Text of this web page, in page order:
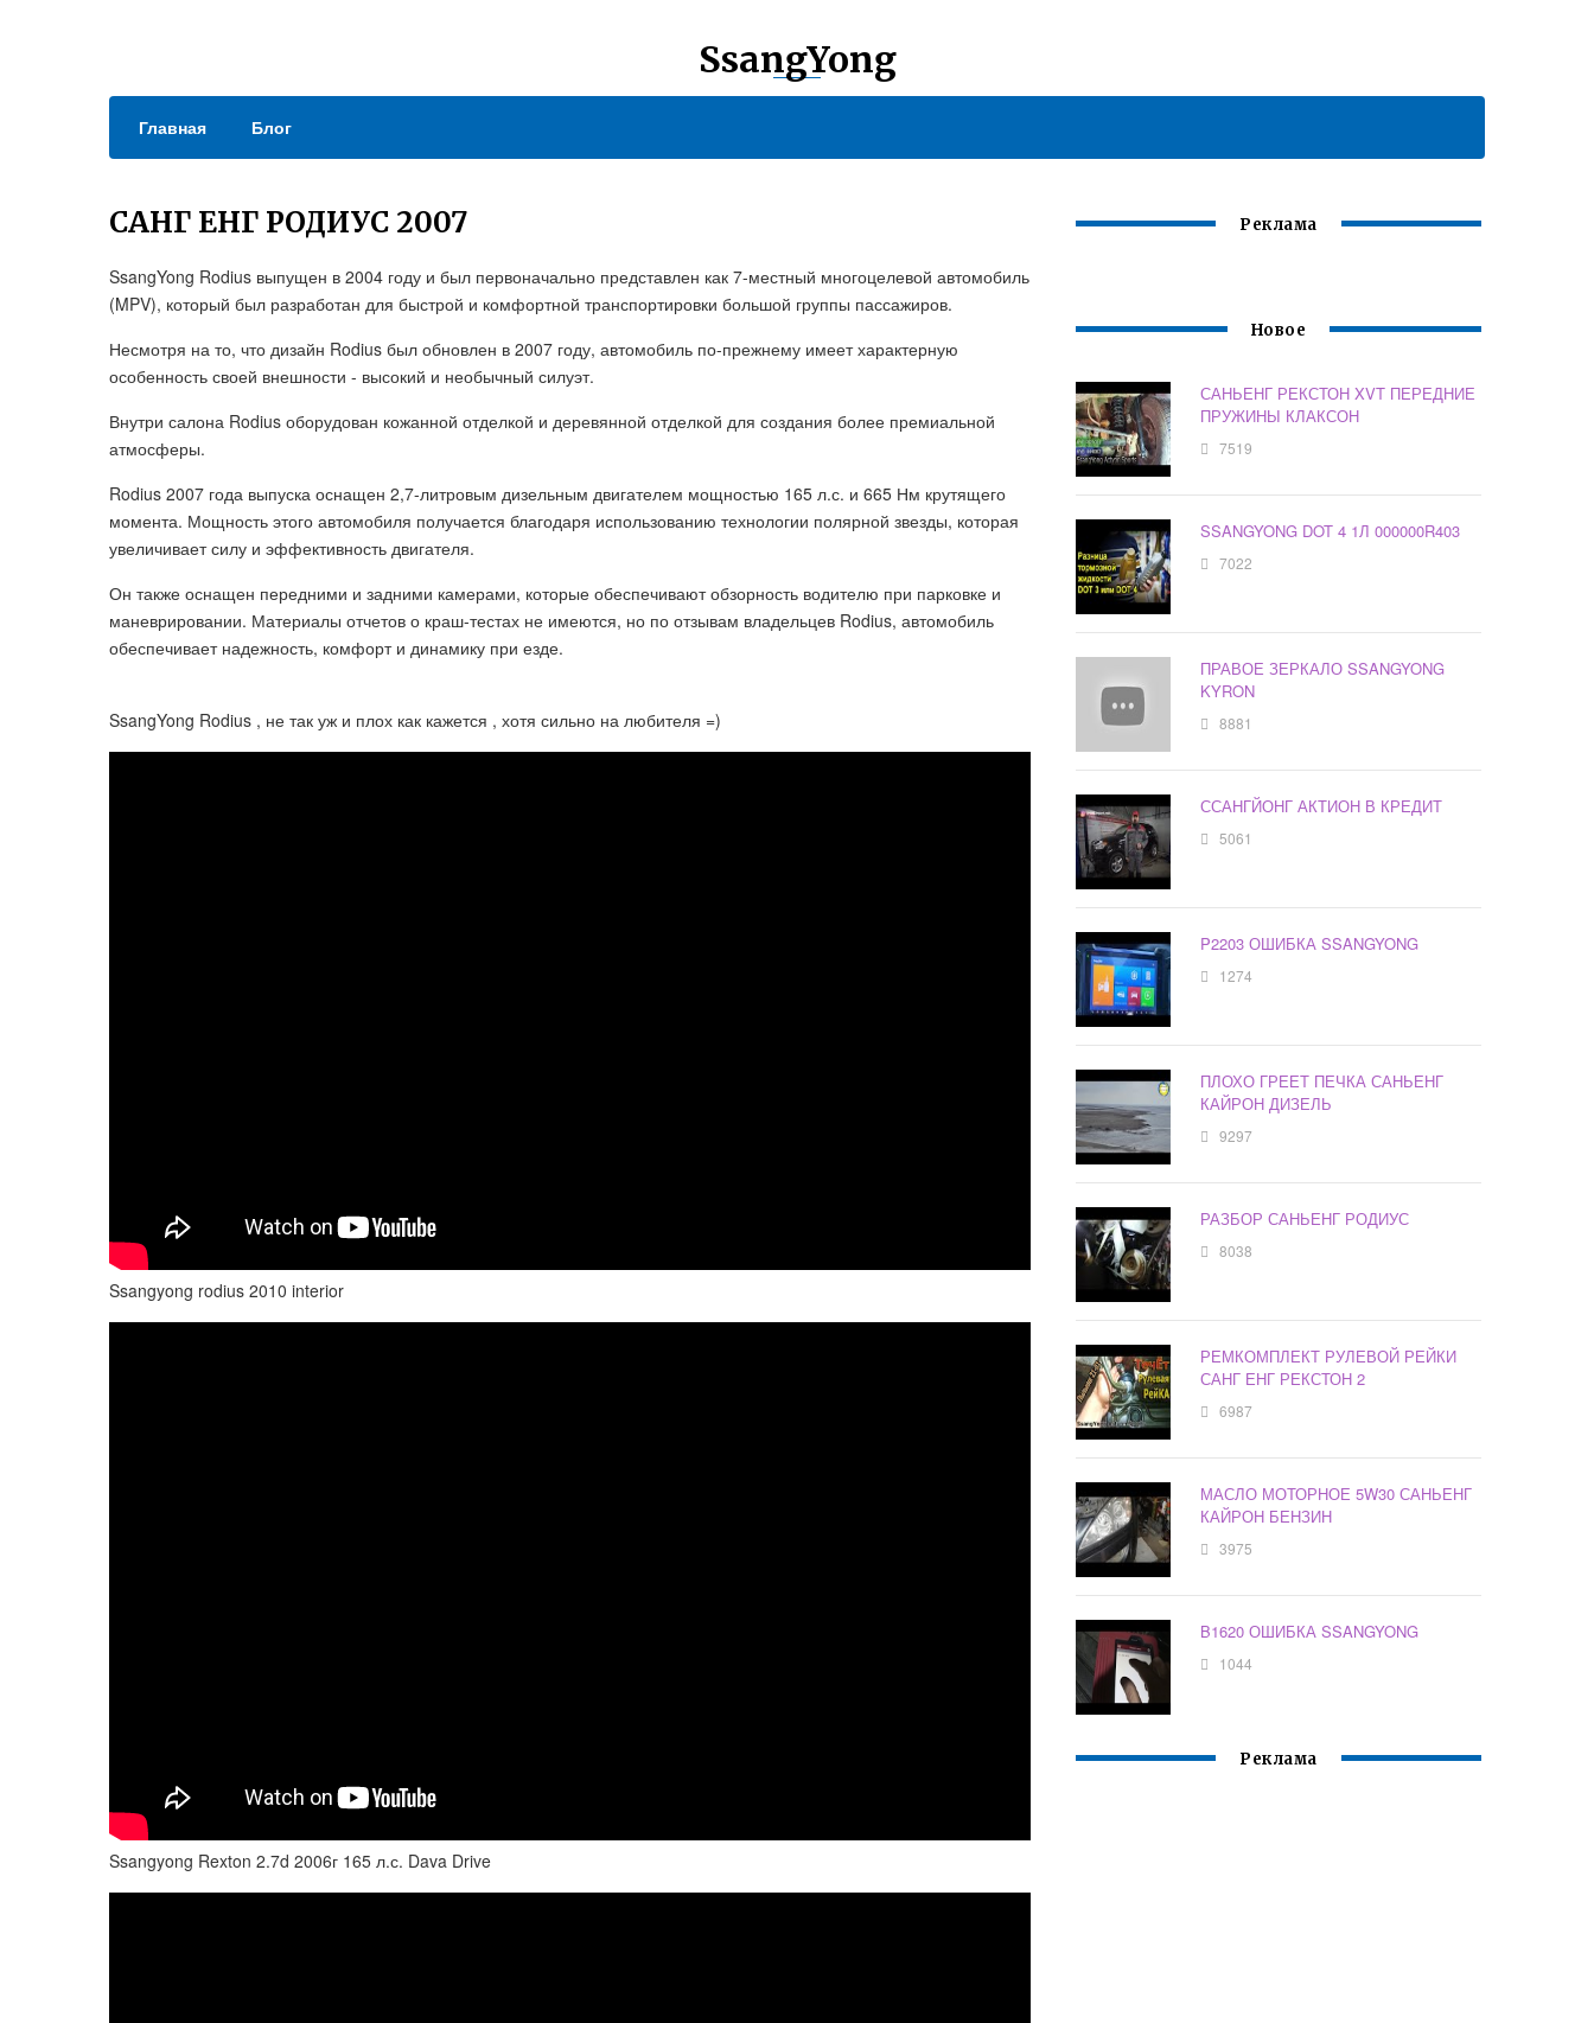
SsangYong
Главная Блог
САНГ ЕНГ РОДИУС 2007
SsangYong Rodius выпущен в 2004 году и был первоначально представлен как 7-местный многоцелевой автомобиль
(MPV), который был разработан для быстрой и комфортной транспортировки большой группы пассажиров.
Несмотря на то, что дизайн Rodius был обновлен в 2007 году, автомобиль по-прежнему имеет характерную
особенность своей внешности - высокий и необычный силуэт.
Внутри салона Rodius оборудован кожанной отделкой и деревянной отделкой для создания более премиальной
атмосферы.
Rodius 2007 года выпуска оснащен 2,7-литровым дизельным двигателем мощностью 165 л.с. и 665 Нм крутящего
момента. Мощность этого автомобиля получается благодаря использованию технологии полярной звезды, которая
увеличивает силу и эффективность двигателя.
Он также оснащен передними и задними камерами, которые обеспечивают обзорность водителю при парковке и
маневрировании. Материалы отчетов о краш-тестах не имеются, но по отзывам владельцев Rodius, автомобиль
обеспечивает надежность, комфорт и динамику при езде.
SsangYong Rodius , не так уж и плох как кажется , хотя сильно на любителя =)
Ssangyong rodius 2010 interior
Ssangyong Rexton 2.7d 2006г 165 л.с. Dava Drive
Реклама
Новое
САНЬЕНГ РЕКСТОН XVT ПЕРЕДНИЕ
ПРУЖИНЫ КЛАКСОН
7519
SSANGYONG DOT 4 1Л 000000R403
7022
ПРАВОЕ ЗЕРКАЛО SSANGYONG
KYRON
8881
ССАНГЙОНГ АКТИОН В КРЕДИТ
5061
P2203 ОШИБКА SSANGYONG
1274
ПЛОХО ГРЕЕТ ПЕЧКА САНЬЕНГ
КАЙРОН ДИЗЕЛЬ
9297
РАЗБОР САНЬЕНГ РОДИУС
8038
РЕМКОМПЛЕКТ РУЛЕВОЙ РЕЙКИ
САНГ ЕНГ РЕКСТОН 2
6987
МАСЛО МОТОРНОЕ 5W30 САНЬЕНГ
КАЙРОН БЕНЗИН
3975
B1620 ОШИБКА SSANGYONG
1044
Реклама